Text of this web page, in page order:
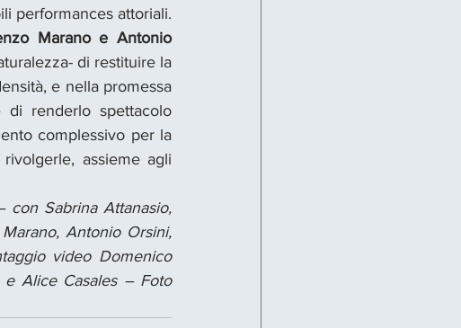
performances attoriali.
Marano e Antonio
di restituire la
e nella promessa
di renderlo spettacolo
complessivo per la
assieme agli
Sabrina Attanasio,
Antonio Orsini,
video Domenico
Alice Casales – Foto